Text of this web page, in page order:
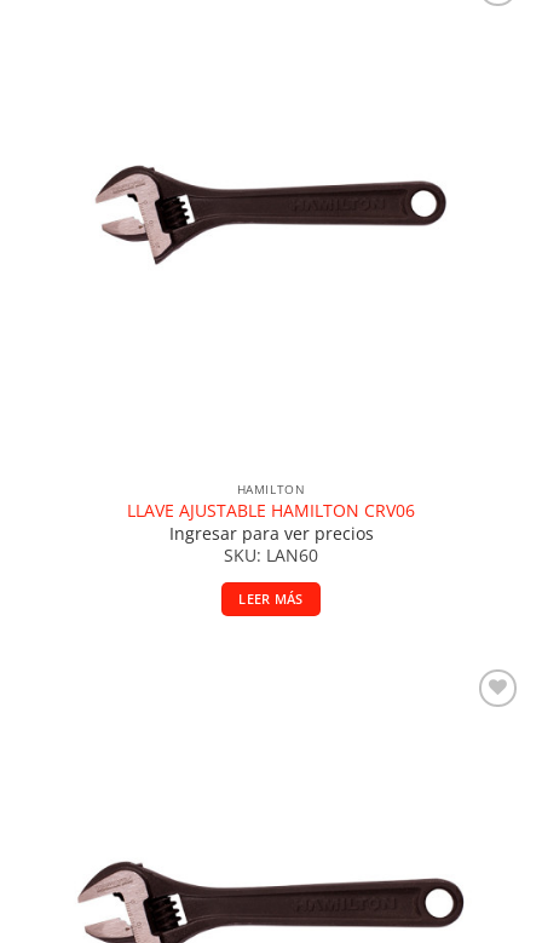
HAMILTON
LLAVE AJUSTABLE HAMILTON CRV06
Ingresar para ver precios
SKU: LAN60
LEER MÁS